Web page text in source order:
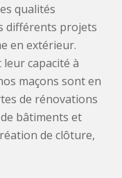
qualités
différents projets
en extérieur.
capacité à
maçons sont en
de rénovations
bâtiments et
de clôture,